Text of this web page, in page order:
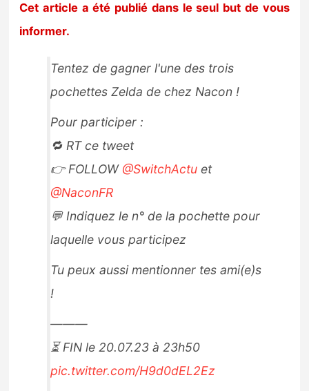
Cet article a été publié dans le seul but de vous
informer.
Tentez de gagner l'une des trois
pochettes Zelda de chez Nacon !
Pour participer :
🔁 RT ce tweet
👉 FOLLOW @SwitchActu et
@NaconFR
💬 Indiquez le n° de la pochette pour
laquelle vous participez
Tu peux aussi mentionner tes ami(e)s
!
———
⏳ FIN le 20.07.23 à 23h50
pic.twitter.com/H9d0dEL2Ez